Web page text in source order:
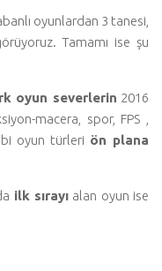
oyunlardan 3 tanesi,
Tamamı ise şu
oyun severlerin 2016
macera, spor, FPS ,
oyun türleri ön plana
ilk sırayıalan oyun ise